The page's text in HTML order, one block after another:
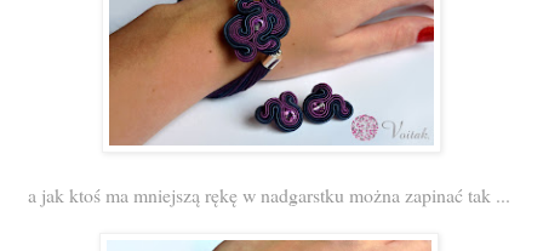
a jak ktoś ma mniejszą rękę w nadgarstku można zapinać tak ...